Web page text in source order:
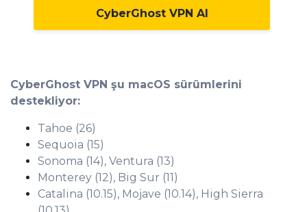
CyberGhost VPN Al
CyberGhost VPN şu macOS sürümlerini
destekliyor:
Tahoe (26)
Sequoia (15)
Sonoma (14), Ventura (13)
Monterey (12), Big Sur (11)
Catalina (10.15), Mojave (10.14), High Sierra